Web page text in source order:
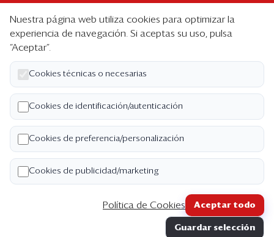
Suscripción individual
Paquetes corporativos
Edición Impresa
Nosotros
Quiénes somos
Código de ética
Términos y Condiciones
Copyright ©2026 Semana Económica. Todos los
Nuestra página web utiliza cookies para optimizar la
experiencia de navegación. Si aceptas su uso, pulsa
“Aceptar”.
Cookies técnicas o necesarias
Cookies de identificación/autenticación
Cookies de preferencia/personalización
Cookies de publicidad/marketing
Política de Cookies Aceptar todo
Guardar selección